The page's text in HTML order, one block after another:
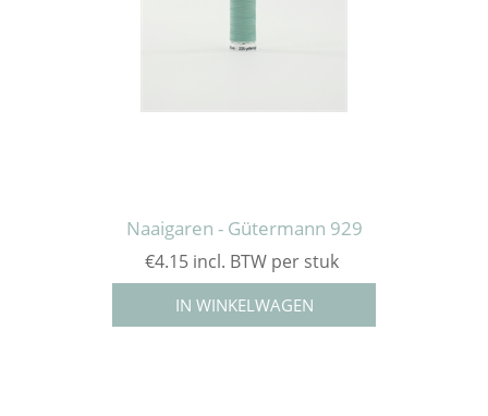
Naaigaren - Gütermann 929
€4.15 incl. BTW per stuk